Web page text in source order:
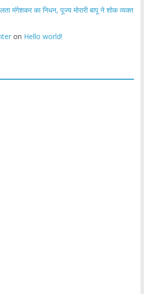
मंगेशकर का निधन, पूज्य मोरारी बापू ने शोक व्यक्त
on Hello world!